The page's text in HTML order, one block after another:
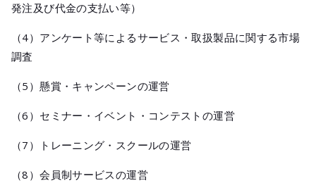
発注及び代金の支払い等）
（4）アンケート等によるサービス・取扱製品に関する市場
調査
（5）懸賞・キャンペーンの運営
（6）セミナー・イベント・コンテストの運営
（7）トレーニング・スクールの運営
（8）会員制サービスの運営